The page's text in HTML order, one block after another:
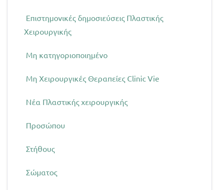
Επιστημονικές δημοσιεύσεις Πλαστικής
Χειρουργικής
Μη κατηγοριοποιημένο
Μη Χειρουργικές Θεραπείες Clinic Vie
Νέα Πλαστικής χειρουργικής
Προσώπου
Στήθους
Σώματος